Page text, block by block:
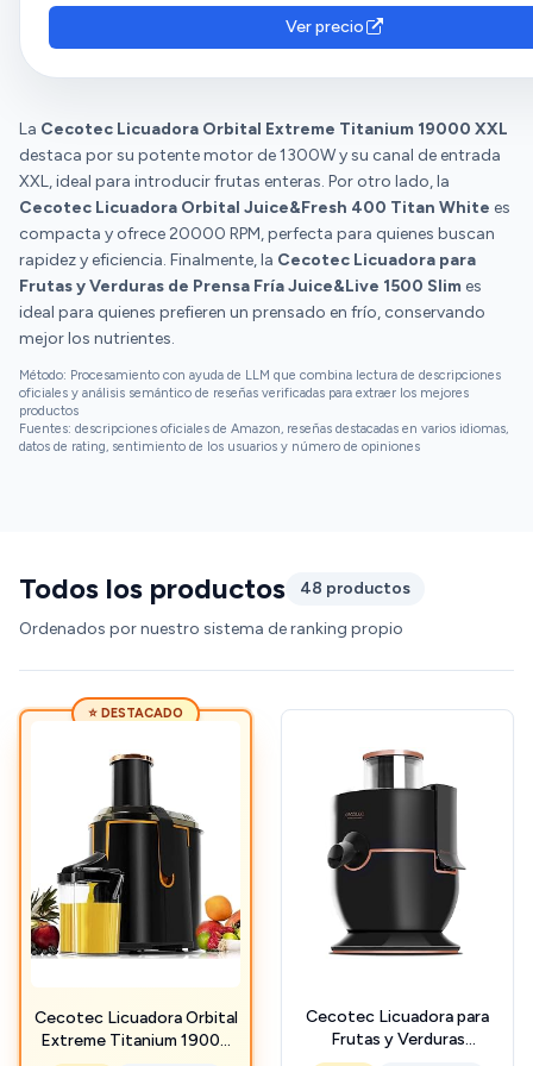
tampoco puedo hablar mucho sobre su vida útil, pero tiene
Robusta, sobre todo la pieza que prensa. Otro aspecto
zumo (hago 1 o más) tengo que parar y verter el vaso en un
mayor. La capacidad de los vasos (600 ml) me parece
sobretodo con este sistema antigoteo. Lo más duro que he
la máquina : Zanahoria, brecol, apio. remolacha, manzana,
ahora va perfectamente y me sorprende el resultado. Vamos
encantada hasta el momento.
aparato recomendable por precio calidad.
funcionamiento, la limpieza y el precio son diversas.
Ver precio
La Cecotec Licuadora Orbital Extreme Titanium 19000 XXL
destaca por su potente motor de 1300W y su canal de entrada
XXL, ideal para introducir frutas enteras. Por otro lado, la
Cecotec Licuadora Orbital Juice&Fresh 400 Titan White es
compacta y ofrece 20000 RPM, perfecta para quienes buscan
rapidez y eficiencia. Finalmente, la Cecotec Licuadora para
Frutas y Verduras de Prensa Fría Juice&Live 1500 Slim es
ideal para quienes prefieren un prensado en frío, conservando
mejor los nutrientes.
Método: Procesamiento con ayuda de LLM que combina lectura de descripciones
oficiales y análisis semántico de reseñas verificadas para extraer los mejores
productos
Fuentes: descripciones oficiales de Amazon, reseñas destacadas en varios idiomas,
datos de rating, sentimiento de los usuarios y número de opiniones
Todos los productos
48 productos
Ordenados por nuestro sistema de ranking propio
⭐ DESTACADO
Cecotec Licuadora Orbital
Extreme Titanium 19000
Cecotec Licuadora para
Frutas y Verduras
ExtremeTitanium 19000.